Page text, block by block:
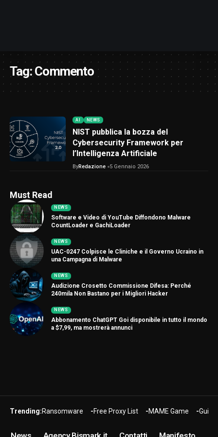
Tag:Commento
AI NEWS
NIST pubblica la bozza del
Cybersecurity Framework per
l’Intelligenza Artificiale
ByRedazione 5 Gennaio 2026
Must Read
NEWS
Software e Video di YouTube Diffondono Malware
CountLoader e GachiLoader
NEWS
UAC-0247 Colpisce le Cliniche e il Governo Ucraino in
una Campagna di Malware
NEWS
Audizione Crosetto Commissione Difesa: Perché
240mila Non Bastano per i Migliori Hacker
NEWS
Abbonamento ChatGPT Goi disponibile in tutto il mondo
a $7,99, ma mostrerà annunci
Trending:Ransomware Free Proxy List MAME Game Guide